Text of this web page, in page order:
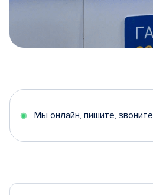
5
Мы онлайн, пишите, звоните